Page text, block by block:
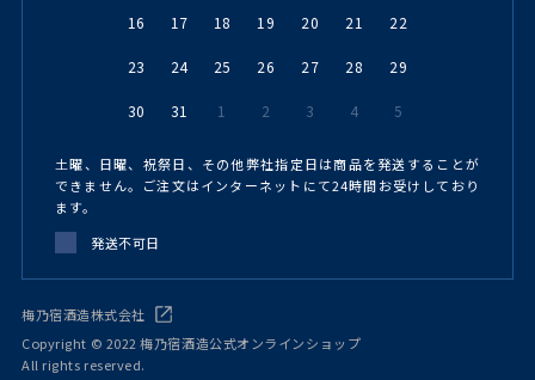
16 17 18 19 20 21 22
23 24 25 26 27 28 29
30 31 1 2 3 4 5
土曜、日曜、祝祭日、その他弊社指定日は商品を発送することが
できません。ご注文はインターネットにて24時間お受けしており
ます。
発送不可日
梅乃宿酒造株式会社
Copyright © 2022 梅乃宿酒造公式オンラインショップ
All rights reserved.